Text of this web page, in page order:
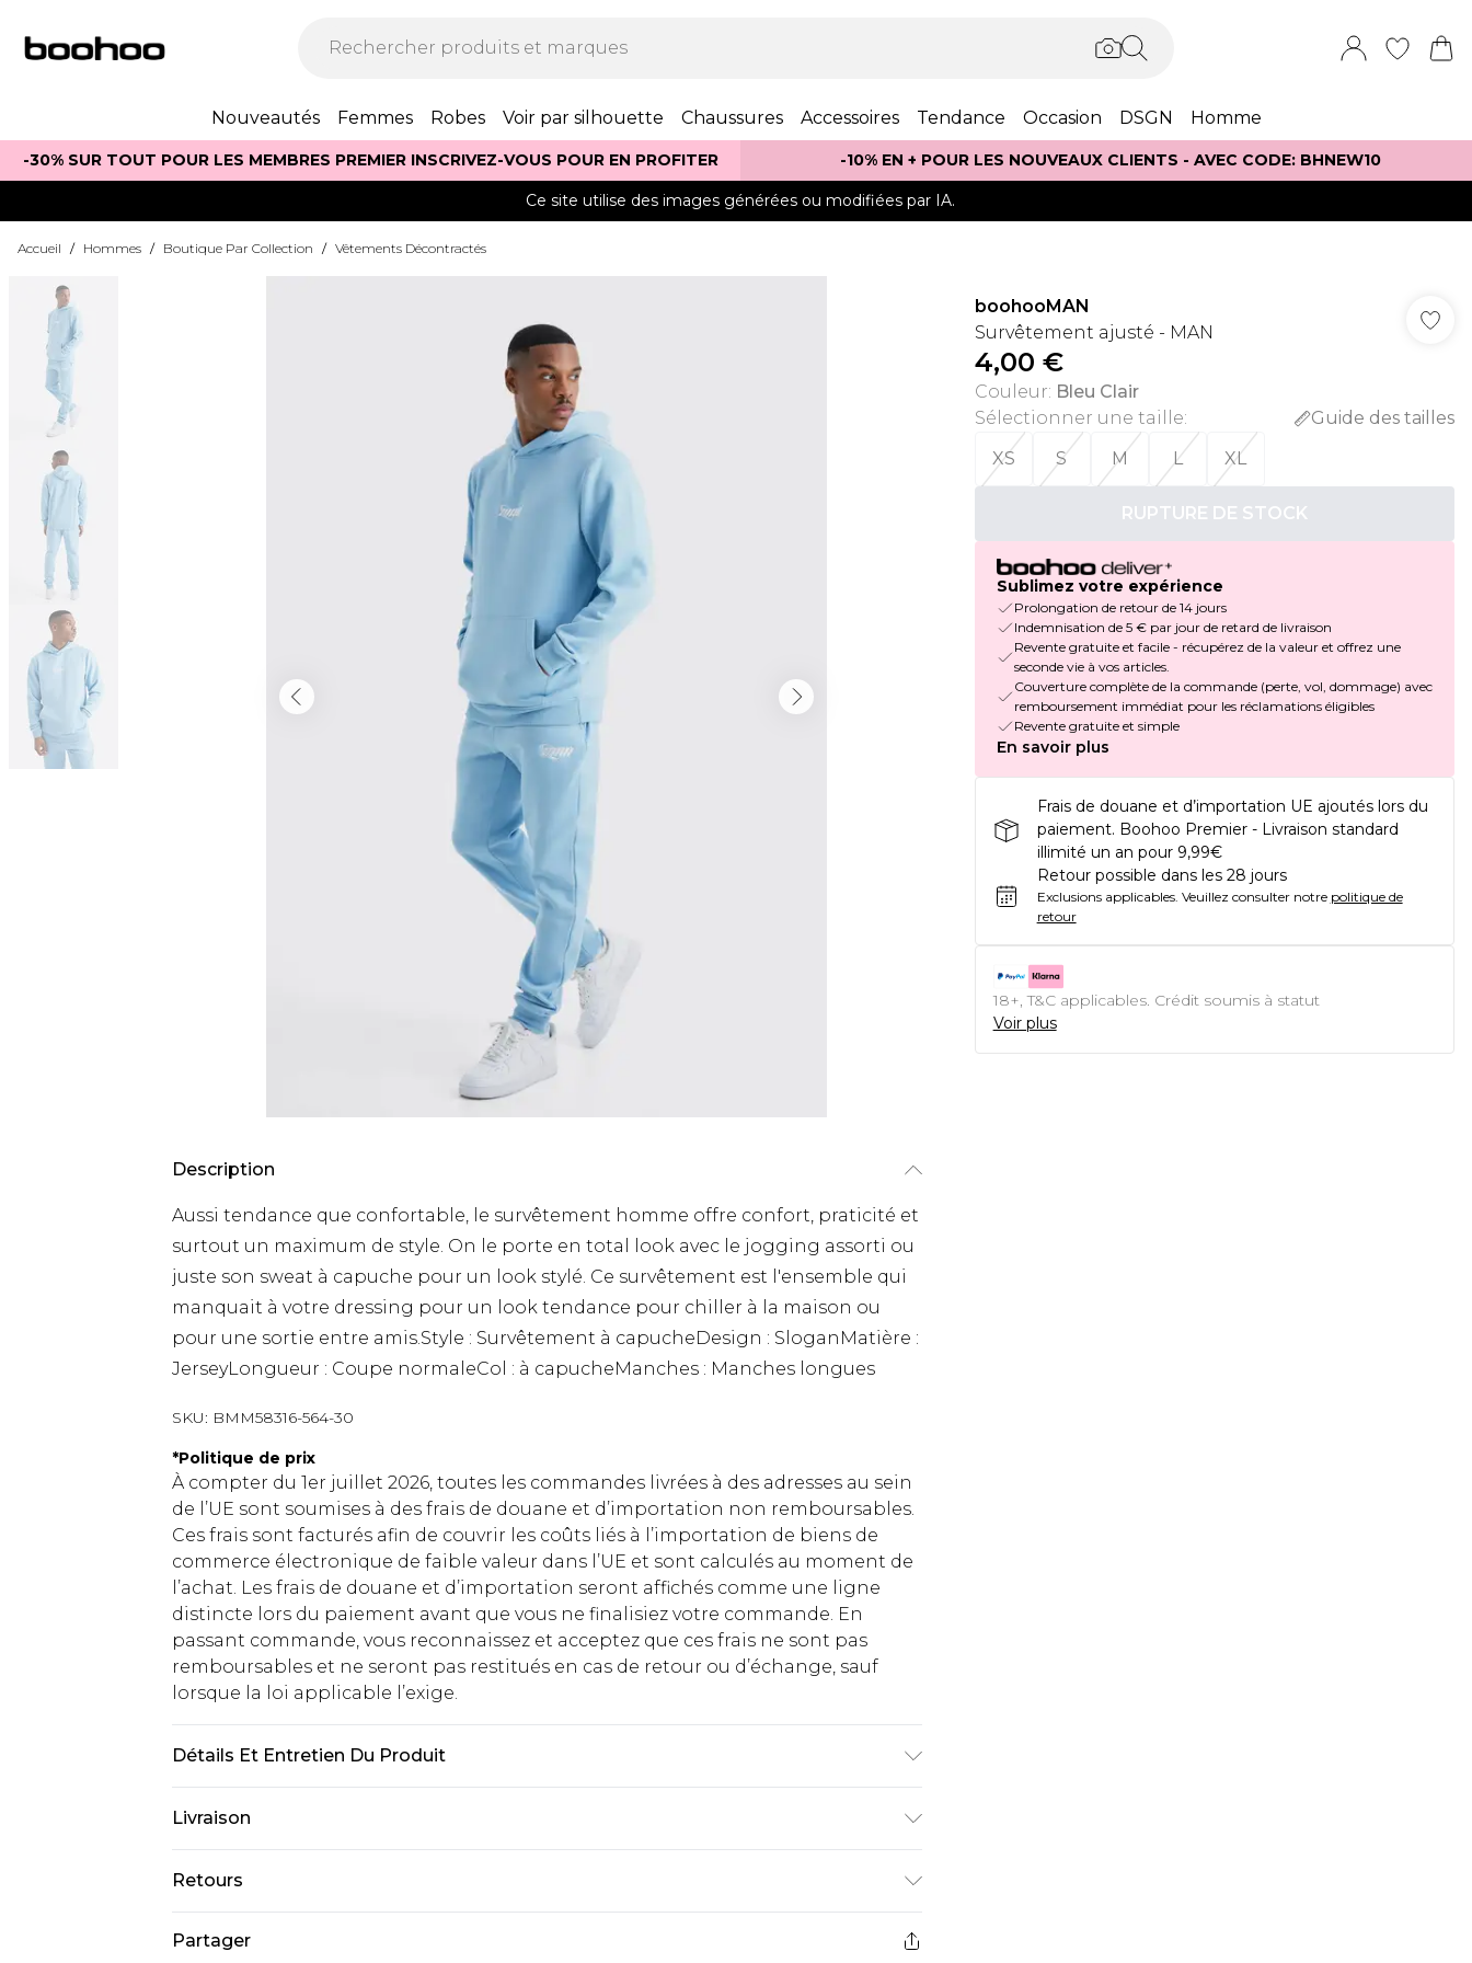
Nouveautés Femmes Robes Voir par silhouette Chaussures Accessoires Tendance Occasion DSGN Homme
-30% SUR TOUT POUR LES MEMBRES PREMIER INSCRIVEZ-VOUS POUR EN PROFITER -10% EN + POUR LES NOUVEAUX CLIENTS - AVEC CODE: BHNEW10
Ce site utilise des images générées ou modifiées par IA.
Accueil / Hommes / Boutique Par Collection / Vêtements Décontractés
Description
Aussi tendance que confortable, le survêtement homme offre confort, praticité et
surtout un maximum de style. On le porte en total look avec le jogging assorti ou
juste son sweat à capuche pour un look stylé. Ce survêtement est l'ensemble qui
manquait à votre dressing pour un look tendance pour chiller à la maison ou
pour une sortie entre amis.Style : Survêtement à capucheDesign : SloganMatière :
JerseyLongueur : Coupe normaleCol : à capucheManches : Manches longues
SKU: BMM58316-564-30
*Politique de prix
À compter du 1er juillet 2026, toutes les commandes livrées à des adresses au sein
de l’UE sont soumises à des frais de douane et d’importation non remboursables.
Ces frais sont facturés afin de couvrir les coûts liés à l’importation de biens de
commerce électronique de faible valeur dans l’UE et sont calculés au moment de
l’achat. Les frais de douane et d’importation seront affichés comme une ligne
distincte lors du paiement avant que vous ne finalisiez votre commande. En
passant commande, vous reconnaissez et acceptez que ces frais ne sont pas
remboursables et ne seront pas restitués en cas de retour ou d’échange, sauf
lorsque la loi applicable l’exige.
Détails Et Entretien Du Produit
Livraison
Livraison standard France
€2.99
Livraison express France
€9.99
Retours
nous retourner un article.
Partager
boohooMAN
Survêtement ajusté - MAN
4,00 €
Couleur: Bleu Clair
Sélectionner une taille:
Guide des tailles
XS
S M L XL
RUPTURE DE STOCK
Sublimez votre expérience
Prolongation de retour de 14 jours
Indemnisation de 5 € par jour de retard de livraison
Revente gratuite et facile - récupérez de la valeur et offrez une
seconde vie à vos articles.
Couverture complète de la commande (perte, vol, dommage) avec
remboursement immédiat pour les réclamations éligibles
Revente gratuite et simple
En savoir plus
Frais de douane et d’importation UE ajoutés lors du
paiement. Boohoo Premier - Livraison standard
illimité un an pour 9,99€
Retour possible dans les 28 jours
Exclusions applicables. Veuillez consulter notre politique de
retour
18+, T&C applicables. Crédit soumis à statut
Voir plus